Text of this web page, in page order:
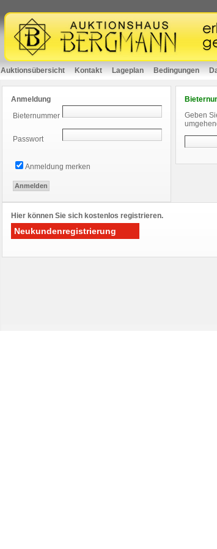
Auktionsübersicht Kontakt Lageplan Bedingungen
Anmeldung
Bieternummer
Passwort
Anmeldung merken
Geben
Hier können Sie sich kostenlos registrieren.
Neukundenregistrierung